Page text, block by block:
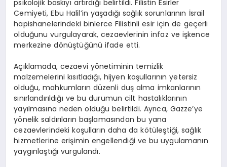
psikolojik baskıyı artırdığı belirtildi. Filistin Esirler
Cemiyeti, Ebu Halil’in yaşadığı sağlık sorunlarının İsrail
hapishanelerindeki binlerce Filistinli esir için de geçerli
olduğunu vurgulayarak, cezaevlerinin infaz ve işkence
merkezine dönüştüğünü ifade etti.
Açıklamada, cezaevi yönetiminin temizlik
malzemelerini kısıtladığı, hijyen koşullarının yetersiz
olduğu, mahkumların düzenli duş alma imkanlarının
sınırlandırıldığı ve bu durumun cilt hastalıklarının
yayılmasına neden olduğu belirtildi. Ayrıca, Gazze’ye
yönelik saldırıların başlamasından bu yana
cezaevlerindeki koşulların daha da kötüleştiği, sağlık
hizmetlerine erişimin engellendiği ve bu uygulamanın
yaygınlaştığı vurgulandı.